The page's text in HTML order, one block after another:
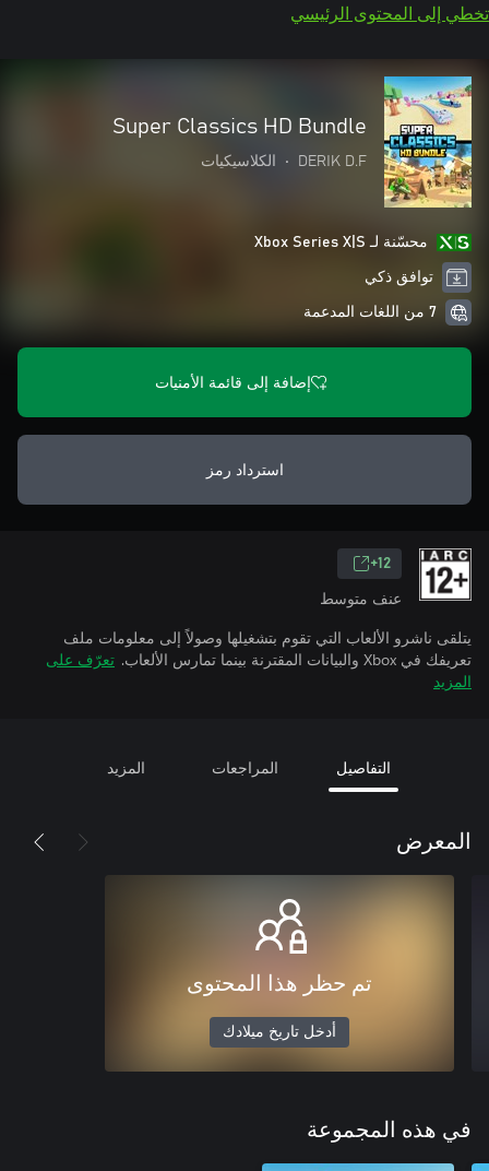
تخطي إلى المحتوى الرئيسي
Super Classics HD Bundle
DERIK D.F
• الكلاسيكيات
محسّنة لـ Xbox Series X|S
توافق ذكي
7 من اللغات المدعمة
إضافة إلى قائمة الأمنيات
استرداد رمز
12+
عنف متوسط
يتلقى ناشرو الألعاب التي تقوم بتشغيلها وصولاً إلى معلومات ملف
تعريفك في Xbox والبيانات المقترنة بينما تمارس الألعاب.
تعرّف على
المزيد
التفاصيل المراجعات المزيد
المعرض
تم حظر هذا المحتوى
أدخل تاريخ ميلادك
في هذه المجموعة